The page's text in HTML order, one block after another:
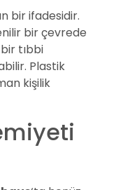
bir ifadesidir.
bir çevrede
tıbbi
Plastik
kişilik